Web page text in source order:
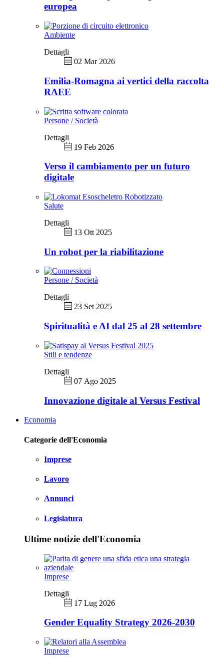
europea
Ambiente
Dettagli
02 Mar 2026
Emilia-Romagna ai vertici della raccolta
RAEE
Persone / Società
Dettagli
19 Feb 2026
Verso il cambiamento per un futuro
digitale
Salute
Dettagli
13 Ott 2025
Un robot per la riabilitazione
Persone / Società
Dettagli
23 Set 2025
Spiritualità e AI dal 25 al 28 settembre
Stili e tendenze
Dettagli
07 Ago 2025
Innovazione digitale al Versus Festival
Economia
Categorie dell'Economia
Imprese
Lavoro
Annunci
Legislatura
Ultime notizie dell'Economia
Imprese
Dettagli
17 Lug 2026
Gender Equality Strategy 2026-2030
Imprese